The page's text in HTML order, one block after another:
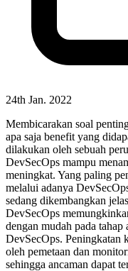
24th Jan. 2022
Membicarakan soal
apa saja benefit yang
dilakukan oleh sebuah
DevSecOps mampu
meningkat. Yang paling
melalui adanya
sedang dikembangkan
DevSecOps
dengan mudah pada
DevSecOps. Peningkatan
oleh pemetaan dan
sehingga ancaman dapat